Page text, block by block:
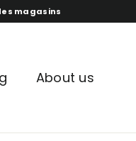
magasins
About us